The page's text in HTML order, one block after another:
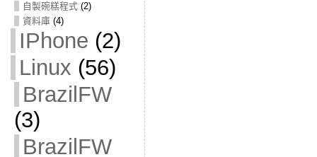
自製碗糕程式(2)
資料庫(4)
IPhone (2)
Linux (56)
BrazilFW
(3)
BrazilFW